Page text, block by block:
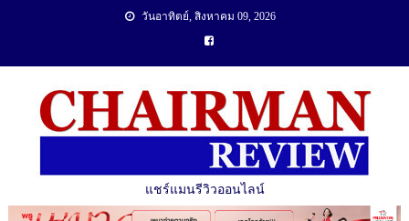
วันอาทิตย์, สิงหาคม 09, 2026
แชร์แมนรีวิวออนไลน์